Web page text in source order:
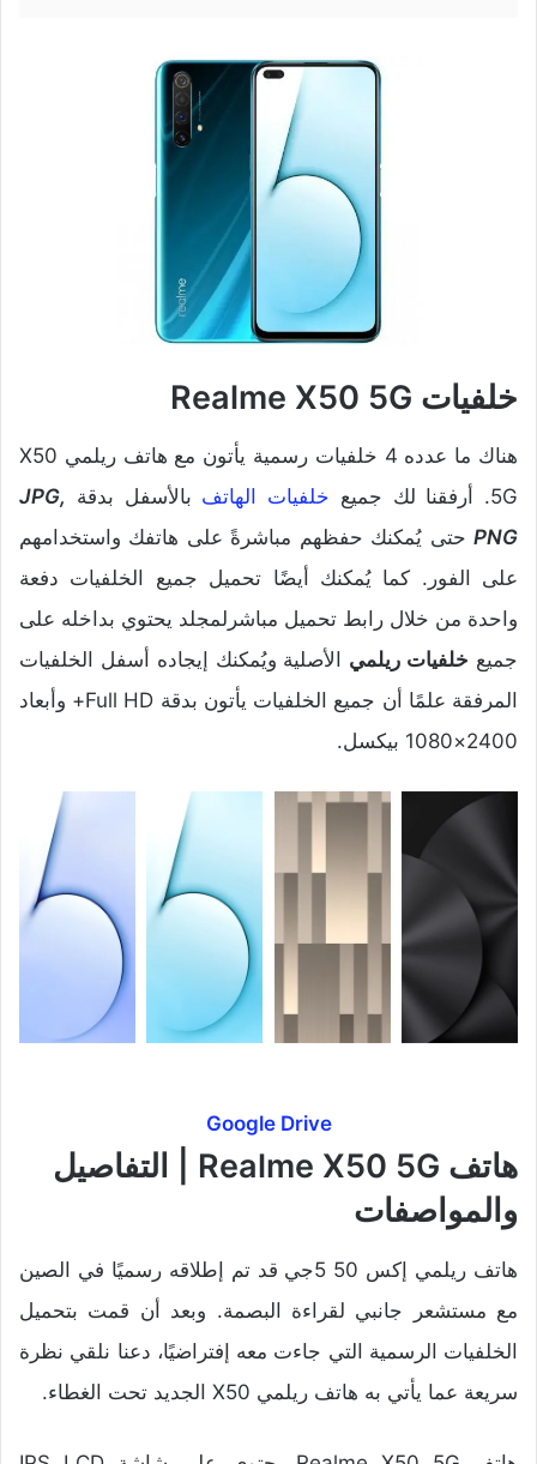
خلفيات Realme X50 5G
هناك ما عدده 4 خلفيات رسمية يأتون مع هاتف ريلمي X50
5G. أرفقنا لك جميع
خلفيات الهاتف بالأسفل بدقة JPG,
PNG حتى يُمكنك حفظهم مباشرةً على هاتفك واستخدامهم
على الفور. كما يُمكنك أيضًا تحميل جميع الخلفيات دفعة
واحدة من خلال رابط تحميل مباشرلمجلد يحتوي بداخله على
جميع خلفيات ريلمي الأصلية ويُمكنك إيجاده أسفل الخلفيات
المرفقة علمًا أن جميع الخلفيات يأتون بدقة Full HD+ وأبعاد
2400×1080 بيكسل.
Google Drive
هاتف Realme X50 5G | التفاصيل
والمواصفات
هاتف ريلمي إكس 50 5جي قد تم إطلاقه رسميًا في الصين
مع مستشعر جانبي لقراءة البصمة. وبعد أن قمت بتحميل
الخلفيات الرسمية التي جاءت معه إفتراضيًا، دعنا نلقي نظرة
سريعة عما يأتي به هاتف ريلمي X50 الجديد تحت الغطاء.